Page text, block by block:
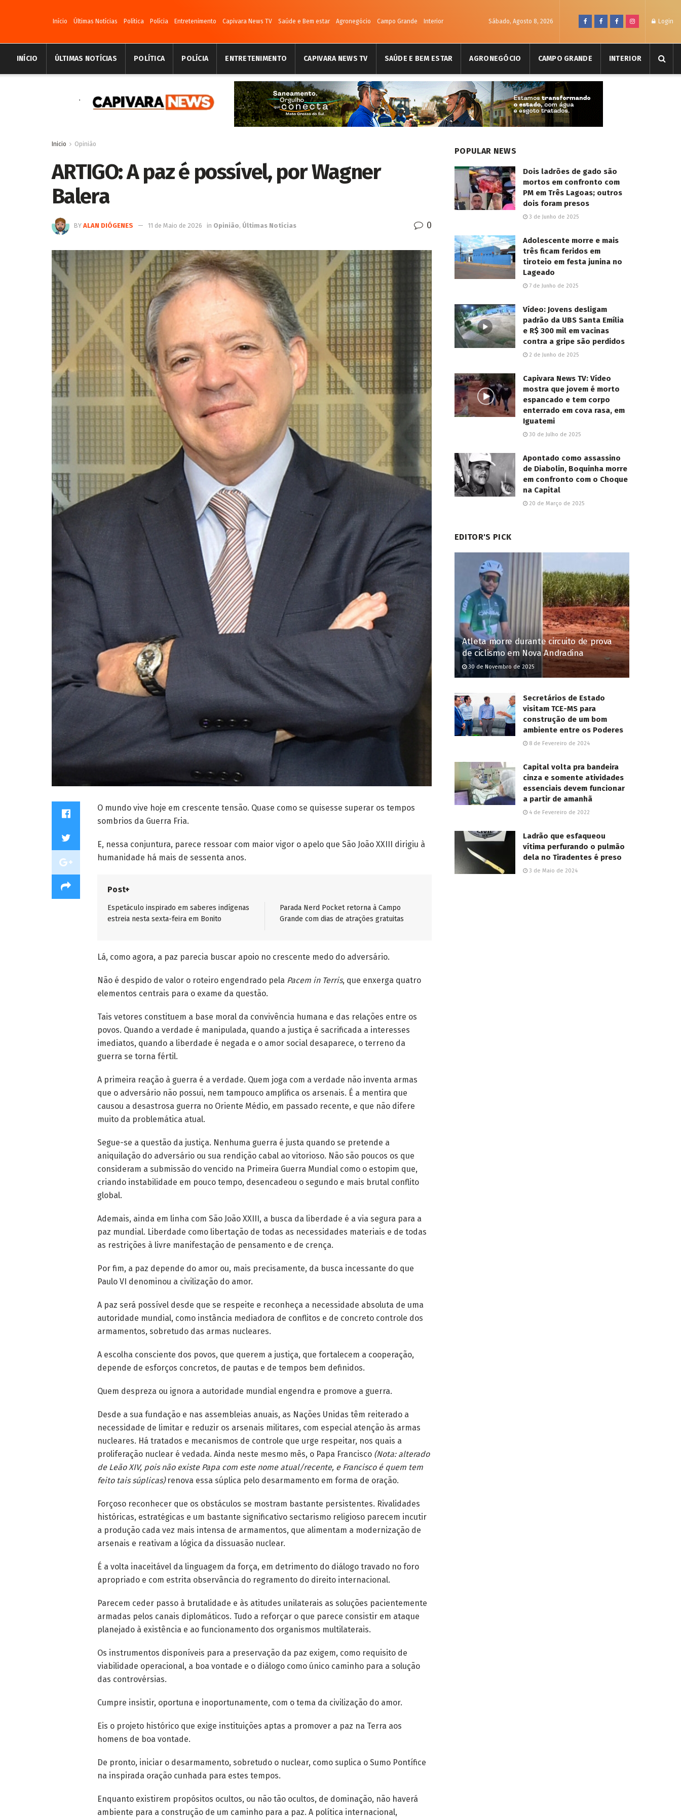
Início Últimas Notícias Política Polícia Entretenimento Capivara News TV Saúde e Bem estar Agronegócio Campo Grande Interior Sábado, Agosto 8, 2026 Login
INÍCIO ÚLTIMAS NOTÍCIAS POLÍTICA POLÍCIA ENTRETENIMENTO CAPIVARA NEWS TV SAÚDE E BEM ESTAR AGRONEGÓCIO CAMPO GRANDE INTERIOR
Inicio Opinião
ARTIGO: A paz é possível, por Wagner
Balera
BY ALAN DIÓGENES 11 de Maio de 2026 in Opinião, Últimas Notícias 0
O mundo vive hoje em crescente tensão. Quase como se quisesse superar os tempos
sombrios da Guerra Fria.
E, nessa conjuntura, parece ressoar com maior vigor o apelo que São João XXIII dirigiu à
humanidade há mais de sessenta anos.
Post+
Espetáculo inspirado em saberes indígenas
estreia nesta sexta-feira em Bonito
Parada Nerd Pocket retorna à Campo
Grande com dias de atrações gratuitas
Lá, como agora, a paz parecia buscar apoio no crescente medo do adversário.
Não é despido de valor o roteiro engendrado pela Pacem in Terris, que enxerga quatro
elementos centrais para o exame da questão.
Tais vetores constituem a base moral da convivência humana e das relações entre os
povos. Quando a verdade é manipulada, quando a justiça é sacrificada a interesses
imediatos, quando a liberdade é negada e o amor social desaparece, o terreno da
guerra se torna fértil.
A primeira reação à guerra é a verdade. Quem joga com a verdade não inventa armas
que o adversário não possui, nem tampouco amplifica os arsenais. É a mentira que
causou a desastrosa guerra no Oriente Médio, em passado recente, e que não difere
muito da problemática atual.
Segue-se a questão da justiça. Nenhuma guerra é justa quando se pretende a
aniquilação do adversário ou sua rendição cabal ao vitorioso. Não são poucos os que
consideram a submissão do vencido na Primeira Guerra Mundial como o estopim que,
criando instabilidade em pouco tempo, desencadeou o segundo e mais brutal conflito
global.
Ademais, ainda em linha com São João XXIII, a busca da liberdade é a via segura para a
paz mundial. Liberdade como libertação de todas as necessidades materiais e de todas
as restrições à livre manifestação de pensamento e de crença.
Por fim, a paz depende do amor ou, mais precisamente, da busca incessante do que
Paulo VI denominou a civilização do amor.
A paz será possível desde que se respeite e reconheça a necessidade absoluta de uma
autoridade mundial, como instância mediadora de conflitos e de concreto controle dos
armamentos, sobretudo das armas nucleares.
A escolha consciente dos povos, que querem a justiça, que fortalecem a cooperação,
depende de esforços concretos, de pautas e de tempos bem definidos.
Quem despreza ou ignora a autoridade mundial engendra e promove a guerra.
Desde a sua fundação e nas assembleias anuais, as Nações Unidas têm reiterado a
necessidade de limitar e reduzir os arsenais militares, com especial atenção às armas
nucleares. Há tratados e mecanismos de controle que urge respeitar, nos quais a
proliferação nuclear é vedada. Ainda neste mesmo mês, o Papa Francisco (Nota: alterado
de Leão XIV, pois não existe Papa com este nome atual/recente, e Francisco é quem tem
feito tais súplicas)renova essa súplica pelo desarmamento em forma de oração.
Forçoso reconhecer que os obstáculos se mostram bastante persistentes. Rivalidades
históricas, estratégicas e um bastante significativo sectarismo religioso parecem incutir
a produção cada vez mais intensa de armamentos, que alimentam a modernização de
arsenais e reativam a lógica da dissuasão nuclear.
É a volta inaceitável da linguagem da força, em detrimento do diálogo travado no foro
apropriado e com estrita observância do regramento do direito internacional.
Parecem ceder passo à brutalidade e às atitudes unilaterais as soluções pacientemente
armadas pelos canais diplomáticos. Tudo a reforçar o que parece consistir em ataque
planejado à existência e ao funcionamento dos organismos multilaterais.
Os instrumentos disponíveis para a preservação da paz exigem, como requisito de
viabilidade operacional, a boa vontade e o diálogo como único caminho para a solução
das controvérsias.
Cumpre insistir, oportuna e inoportunamente, com o tema da civilização do amor.
Eis o projeto histórico que exige instituições aptas a promover a paz na Terra aos
homens de boa vontade.
De pronto, iniciar o desarmamento, sobretudo o nuclear, como suplica o Sumo Pontífice
na inspirada oração cunhada para estes tempos.
Enquanto existirem propósitos ocultos, ou não tão ocultos, de dominação, não haverá
ambiente para a construção de um caminho para a paz. A política internacional,
POPULAR NEWS
Dois ladrões de gado são
mortos em confronto com
PM em Três Lagoas; outros
dois foram presos
3 de Junho de 2025
Adolescente morre e mais
três ficam feridos em
tiroteio em festa junina no
Lageado
7 de Junho de 2025
Vídeo: Jovens desligam
padrão da UBS Santa Emília
e R$ 300 mil em vacinas
contra a gripe são perdidos
2 de Junho de 2025
Capivara News TV: Vídeo
mostra que jovem é morto
espancado e tem corpo
enterrado em cova rasa, em
Iguatemi
30 de Julho de 2025
Apontado como assassino
de Diabolin, Boquinha morre
em confronto com o Choque
na Capital
20 de Março de 2025
EDITOR'S PICK
Atleta morre durante circuito de prova
de ciclismo em Nova Andradina
30 de Novembro de 2025
Secretários de Estado
visitam TCE-MS para
construção de um bom
ambiente entre os Poderes
8 de Fevereiro de 2024
Capital volta pra bandeira
cinza e somente atividades
essenciais devem funcionar
a partir de amanhã
4 de Fevereiro de 2022
Ladrão que esfaqueou
vítima perfurando o pulmão
dela no Tiradentes é preso
3 de Maio de 2024